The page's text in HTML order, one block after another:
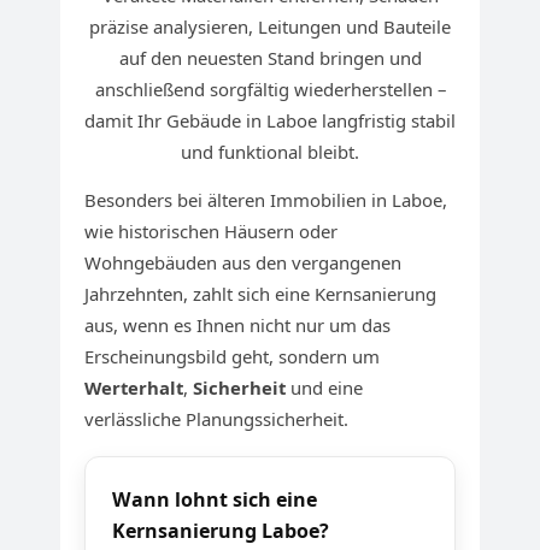
präzise analysieren, Leitungen und Bauteile
auf den neuesten Stand bringen und
anschließend sorgfältig wiederherstellen –
damit Ihr Gebäude in Laboe langfristig stabil
und funktional bleibt.
Besonders bei älteren Immobilien in Laboe,
wie historischen Häusern oder
Wohngebäuden aus den vergangenen
Jahrzehnten, zahlt sich eine Kernsanierung
aus, wenn es Ihnen nicht nur um das
Erscheinungsbild geht, sondern um
Werterhalt, Sicherheit und eine
verlässliche Planungssicherheit.
Wann lohnt sich eine
Kernsanierung Laboe?